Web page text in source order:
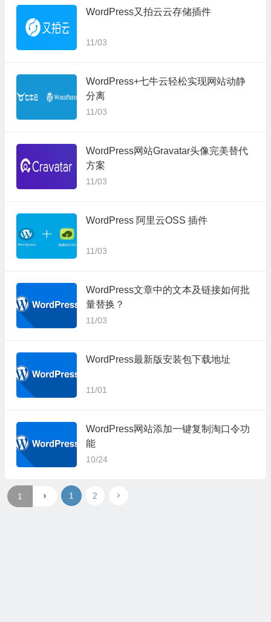
WordPress又拍云云存储插件
11/03
WordPress+七牛云轻松实现网站动静
分离
11/03
WordPress网站Gravatar头像完美替代
方案
11/03
WordPress 阿里云OSS 插件
11/03
WordPress文章中的文本及链接如何批
量替换？
11/03
WordPress最新版安装包下载地址
11/01
WordPress网站添加一键复制淘口令功
能
10/24
1 2